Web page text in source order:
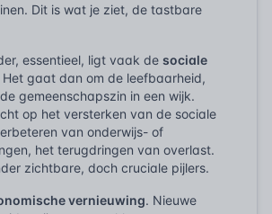
Dit is wat je ziet, de tastbare
essentieel, ligt vaak de sociale
Het gaat dan om de leefbaarheid,
gemeenschapszin in een wijk.
op het versterken van de sociale
van onderwijs- of
het terugdringen van overlast.
zichtbare, doch cruciale pijlers.
vernieuwing. Nieuwe